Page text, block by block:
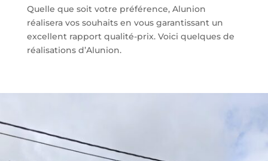
Quelle que soit votre préférence, Alunion
réalisera vos souhaits en vous garantissant un
excellent rapport qualité-prix. Voici quelques de
réalisations d’Alunion.